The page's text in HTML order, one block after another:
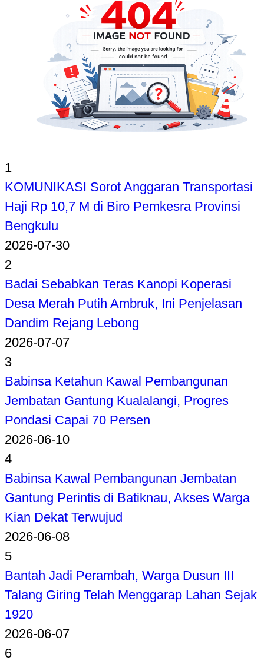
1
KOMUNIKASI Sorot Anggaran Transportasi
Haji Rp 10,7 M di Biro Pemkesra Provinsi
Bengkulu
2026-07-30
2
Badai Sebabkan Teras Kanopi Koperasi
Desa Merah Putih Ambruk, Ini Penjelasan
Dandim Rejang Lebong
2026-07-07
3
Babinsa Ketahun Kawal Pembangunan
Jembatan Gantung Kualalangi, Progres
Pondasi Capai 70 Persen
2026-06-10
4
Babinsa Kawal Pembangunan Jembatan
Gantung Perintis di Batiknau, Akses Warga
Kian Dekat Terwujud
2026-06-08
5
Bantah Jadi Perambah, Warga Dusun III
Talang Giring Telah Menggarap Lahan Sejak
1920
2026-06-07
6